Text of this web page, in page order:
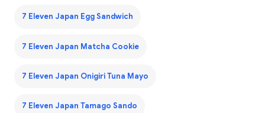
7 Eleven Japan Egg Sandwich
7 Eleven Japan Matcha Cookie
7 Eleven Japan Onigiri Tuna Mayo
7 Eleven Japan Tamago Sando